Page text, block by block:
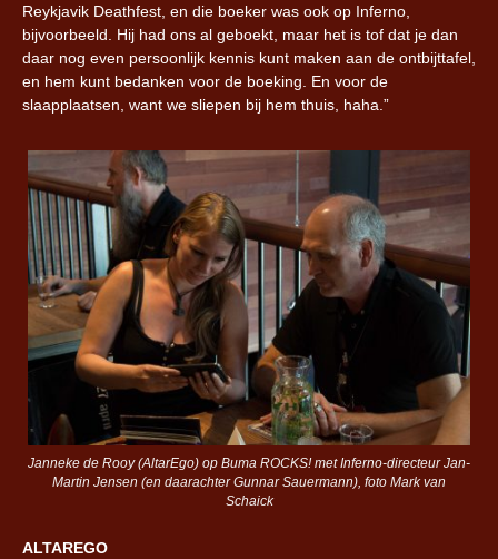
Reykjavik Deathfest, en die boeker was ook op Inferno,
bijvoorbeeld. Hij had ons al geboekt, maar het is tof dat je dan
daar nog even persoonlijk kennis kunt maken aan de ontbijttafel,
en hem kunt bedanken voor de boeking. En voor de
slaapplaatsen, want we sliepen bij hem thuis, haha.”
Janneke de Rooy (AltarEgo) op Buma ROCKS! met Inferno-directeur Jan-
Martin Jensen (en daarachter Gunnar Sauermann), foto Mark van
Schaick
ALTAREGO